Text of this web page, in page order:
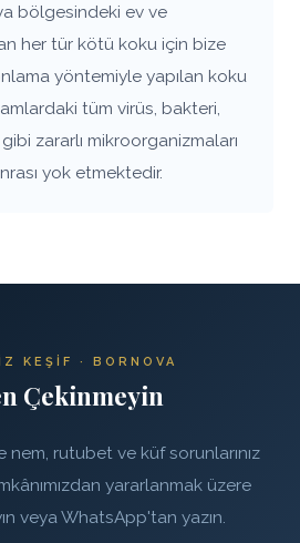
bölgesindeki ev ve
her tür kötü koku için bize
yöntemiyle yapılan koku
tüm virüs, bakteri,
zararlı mikroorganizmaları
yok etmektedir.
KEŞIF · BORNOVA
Çekinmeyin
rutubet ve küf sorunlarınız
yararlanmak üzere
veya WhatsApp'tan yazın.